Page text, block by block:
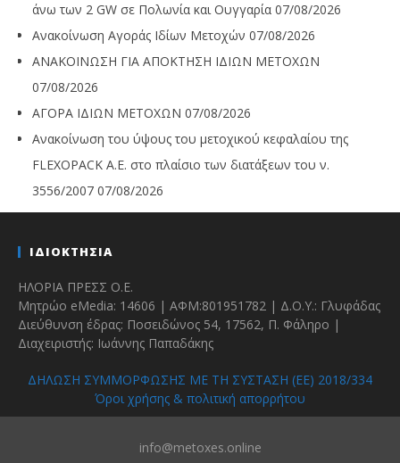
άνω των 2 GW σε Πολωνία και Ουγγαρία 07/08/2026
Ανακοίνωση Αγοράς Ιδίων Μετοχών 07/08/2026
ΑΝΑΚΟΙΝΩΣΗ ΓΙΑ ΑΠΟΚΤΗΣΗ ΙΔΙΩΝ ΜΕΤΟΧΩΝ
07/08/2026
ΑΓΟΡΑ ΙΔΙΩΝ ΜΕΤΟΧΩΝ 07/08/2026
Ανακοίνωση του ύψους του μετοχικού κεφαλαίου της
FLEXOPACK A.E. στο πλαίσιο των διατάξεων του ν.
3556/2007 07/08/2026
ΙΔΙΟΚΤΗΣΙΑ
ΗΛΟΡΙΑ ΠΡΕΣΣ Ο.Ε.
Μητρώο eMedia: 14606 | ΑΦΜ:801951782 | Δ.Ο.Υ.: Γλυφάδας
Διεύθυνση έδρας: Ποσειδώνος 54, 17562, Π. Φάληρο |
Διαχειριστής: Ιωάννης Παπαδάκης
ΔΗΛΩΣΗ ΣΥΜΜΟΡΦΩΣΗΣ ΜΕ ΤΗ ΣΥΣΤΑΣΗ (ΕΕ) 2018/334
Όροι χρήσης & πολιτική απορρήτου
info@metoxes.online